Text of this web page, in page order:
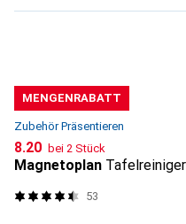
MENGENRABATT
Zubehör Präsentieren
CHF
8.20 bei 2 Stück
Magnetoplan Tafelreiniger
53